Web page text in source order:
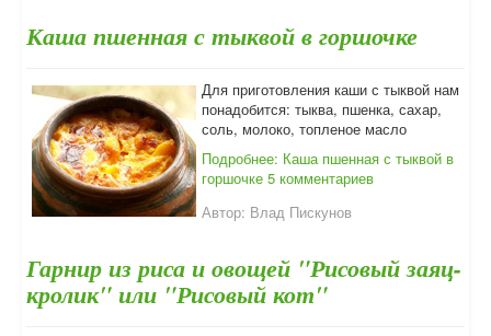
Каша пшенная с тыквой в горшочке
Для приготовления каши с тыквой нам
понадобится: тыква, пшенка, сахар,
соль, молоко, топленое масло
Подробнее: Каша пшенная с тыквой в
горшочке 5 комментариев
Автор: Влад Пискунов
Гарнир из риса и овощей "Рисовый заяц-
кролик" или "Рисовый кот"